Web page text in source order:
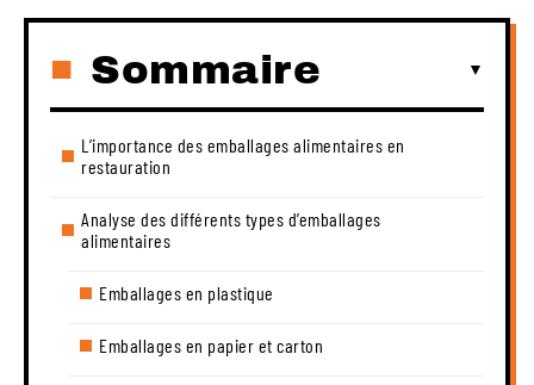
Sommaire
L’importance des emballages alimentaires en
restauration
Analyse des différents types d’emballages
alimentaires
Emballages en plastique
Emballages en papier et carton